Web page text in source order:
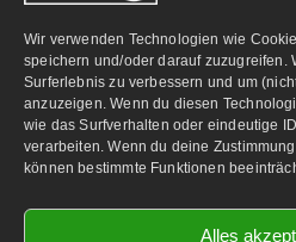
Wir verwenden Technologien wie
speichern und/oder darauf zuzugreifen.
Surferlebnis zu verbessern und um
anzuzeigen. Wenn du diesen
wie das Surfverhalten oder eindeutige
verarbeiten. Wenn du deine
können bestimmte Funktionen
Alles